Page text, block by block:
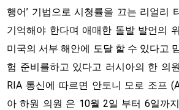
행어’ 기법으로 시청률을 끄는 리얼리
기억해야 한다며 애매한 돌발 발언의
미국의 서부 해안에 도달 할 수 있다고
험 준비를하고 있다고 러시아의 한 의
RIA 통신에 따르면 안토니 모로 조프
아 하원 의원 은 10월 2일 부터 6일까